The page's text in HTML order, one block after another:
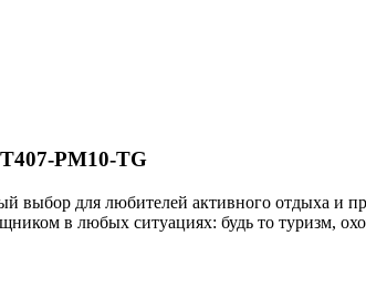
PM10-TG
выбор для любителей активного отдыха и
в любых ситуациях: будь то туризм,